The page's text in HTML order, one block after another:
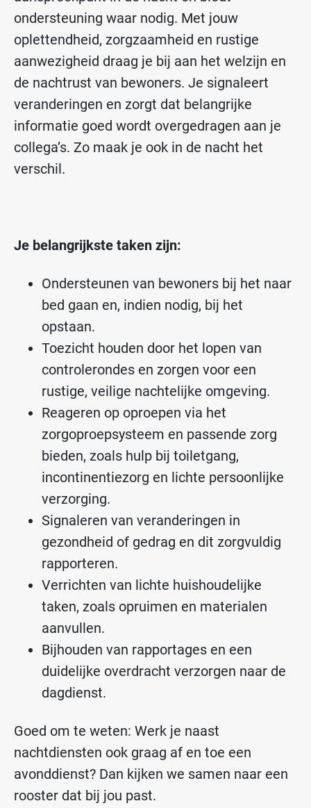
ondersteuning waar nodig. Met jouw
oplettendheid, zorgzaamheid en rustige
aanwezigheid draag je bij aan het welzijn en
de nachtrust van bewoners. Je signaleert
veranderingen en zorgt dat belangrijke
informatie goed wordt overgedragen aan je
collega’s. Zo maak je ook in de nacht het
verschil.
Je belangrijkste taken zijn:
Ondersteunen van bewoners bij het naar
bed gaan en, indien nodig, bij het
opstaan.
Toezicht houden door het lopen van
controlerondes en zorgen voor een
rustige, veilige nachtelijke omgeving.
Reageren op oproepen via het
zorgoproepsysteem en passende zorg
bieden, zoals hulp bij toiletgang,
incontinentiezorg en lichte persoonlijke
verzorging.
Signaleren van veranderingen in
gezondheid of gedrag en dit zorgvuldig
rapporteren.
Verrichten van lichte huishoudelijke
taken, zoals opruimen en materialen
aanvullen.
Bijhouden van rapportages en een
duidelijke overdracht verzorgen naar de
dagdienst.
Goed om te weten: Werk je naast
nachtdiensten ook graag af en toe een
avonddienst? Dan kijken we samen naar een
rooster dat bij jou past.